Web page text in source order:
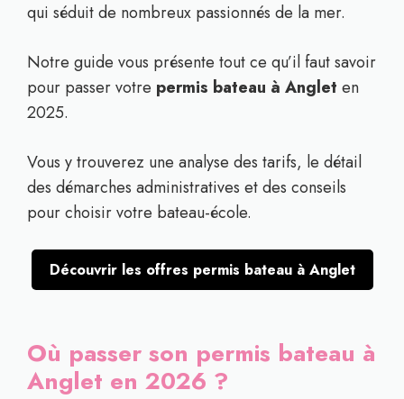
qui séduit de nombreux passionnés de la mer.
Notre guide vous présente tout ce qu’il faut savoir
pour passer votre permis bateau à Anglet en
2025.
Vous y trouverez une analyse des tarifs, le détail
des démarches administratives et des conseils
pour choisir votre bateau-école.
Découvrir les offres permis bateau à Anglet
Où passer son permis bateau à
Anglet en 2026 ?